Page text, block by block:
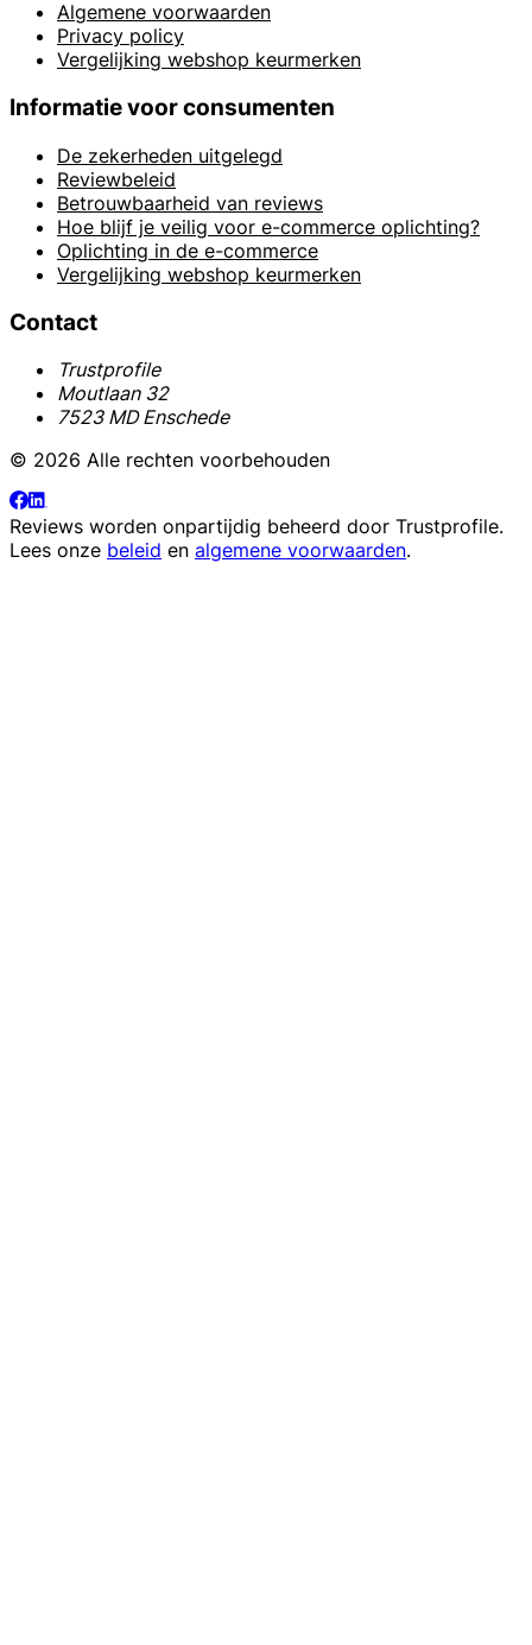
Algemene voorwaarden
Privacy policy
Vergelijking webshop keurmerken
Informatie voor consumenten
De zekerheden uitgelegd
Reviewbeleid
Betrouwbaarheid van reviews
Hoe blijf je veilig voor e-commerce oplichting?
Oplichting in de e-commerce
Vergelijking webshop keurmerken
Contact
Trustprofile
Moutlaan 32
7523 MD Enschede
© 2026 Alle rechten voorbehouden
Reviews worden onpartijdig beheerd door Trustprofile.
Lees onze beleid en algemene voorwaarden.